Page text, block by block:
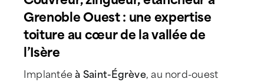
Couvreur, zingueur, étancheur à
Grenoble Ouest : une expertise
toiture au cœur de la vallée de
l’Isère